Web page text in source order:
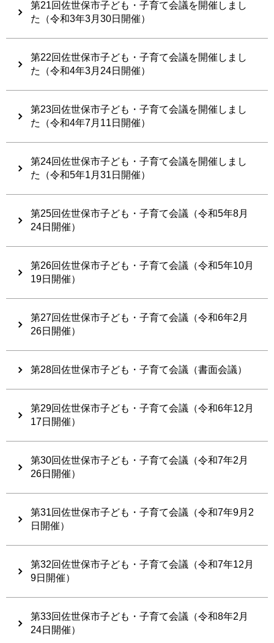
第21回佐世保市子ども・子育て会議を開催しまし
た（令和3年3月30日開催）
第22回佐世保市子ども・子育て会議を開催しまし
た（令和4年3月24日開催）
第23回佐世保市子ども・子育て会議を開催しまし
た（令和4年7月11日開催）
第24回佐世保市子ども・子育て会議を開催しまし
た（令和5年1月31日開催）
第25回佐世保市子ども・子育て会議（令和5年8月
24日開催）
第26回佐世保市子ども・子育て会議（令和5年10月
19日開催）
第27回佐世保市子ども・子育て会議（令和6年2月
26日開催）
第28回佐世保市子ども・子育て会議（書面会議）
第29回佐世保市子ども・子育て会議（令和6年12月
17日開催）
第30回佐世保市子ども・子育て会議（令和7年2月
26日開催）
第31回佐世保市子ども・子育て会議（令和7年9月2
日開催）
第32回佐世保市子ども・子育て会議（令和7年12月
9日開催）
第33回佐世保市子ども・子育て会議（令和8年2月
24日開催）